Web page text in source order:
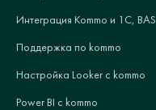
Интеграция Kommo и 1С, BAS
Поддержка по kommo
Настройка Looker с kommo
Power BI с kommo